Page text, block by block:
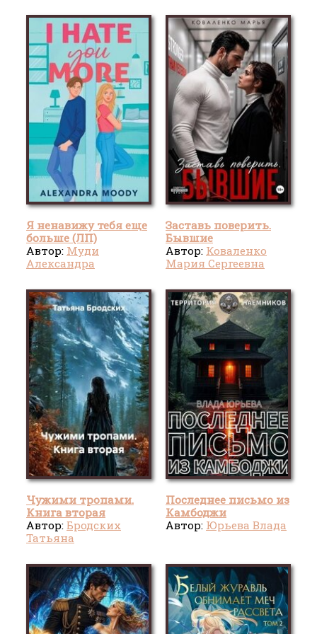
Я ненавижу тебя еще
больше (ЛП)
Автор: Муди
Александра
Заставь поверить.
Бывшие
Автор: Коваленко
Мария Сергеевна
Чужими тропами.
Книга вторая
Автор: Бродских
Татьяна
Последнее письмо из
Камбоджи
Автор: Юрьева Влада